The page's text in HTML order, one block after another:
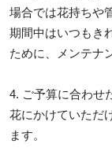
場合では花持ちや
期間中はいつもき
ために、メンテナ
4. ご予算に合わせ
花にかけていただ
ます。